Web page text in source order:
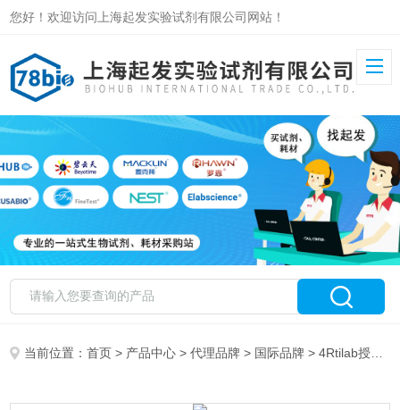
您好！欢迎访问上海起发实验试剂有限公司网站！
当前位置：首页 > 产品中心 >代理品牌 > 国际品牌 > 4Rtilab授权代理